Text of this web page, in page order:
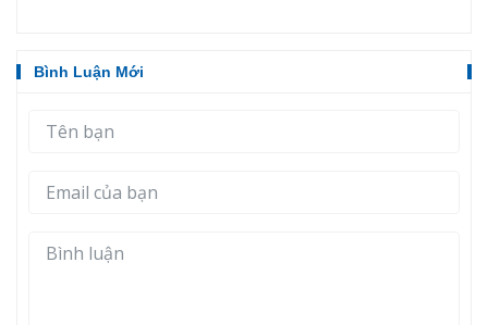
Bình Luận Mới